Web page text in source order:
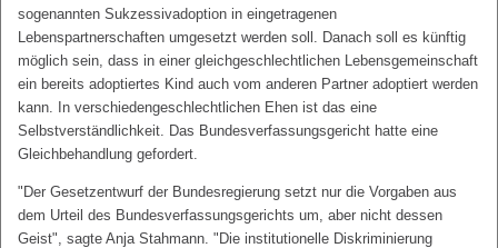
sogenannten Sukzessivadoption in eingetragenen
Lebenspartnerschaften umgesetzt werden soll. Danach soll es künftig
möglich sein, dass in einer gleichgeschlechtlichen Lebensgemeinschaft
ein bereits adoptiertes Kind auch vom anderen Partner adoptiert werden
kann. In verschiedengeschlechtlichen Ehen ist das eine
Selbstverständlichkeit. Das Bundesverfassungsgericht hatte eine
Gleichbehandlung gefordert.
"Der Gesetzentwurf der Bundesregierung setzt nur die Vorgaben aus
dem Urteil des Bundesverfassungsgerichts um, aber nicht dessen
Geist", sagte Anja Stahmann. "Die institutionelle Diskriminierung